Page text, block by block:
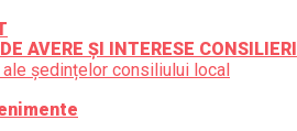
AVERE ȘI INTERESE CONSILIERI
ședințelor consiliului local